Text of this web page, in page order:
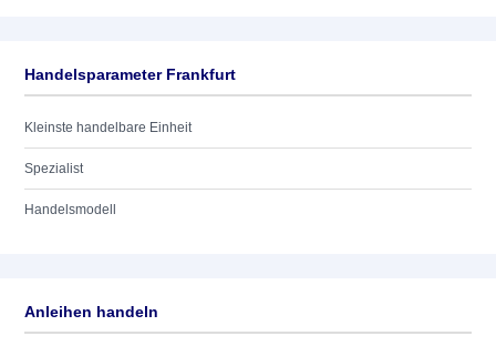
Handelsparameter Frankfurt
Kleinste handelbare Einheit
Spezialist
Handelsmodell
Anleihen handeln